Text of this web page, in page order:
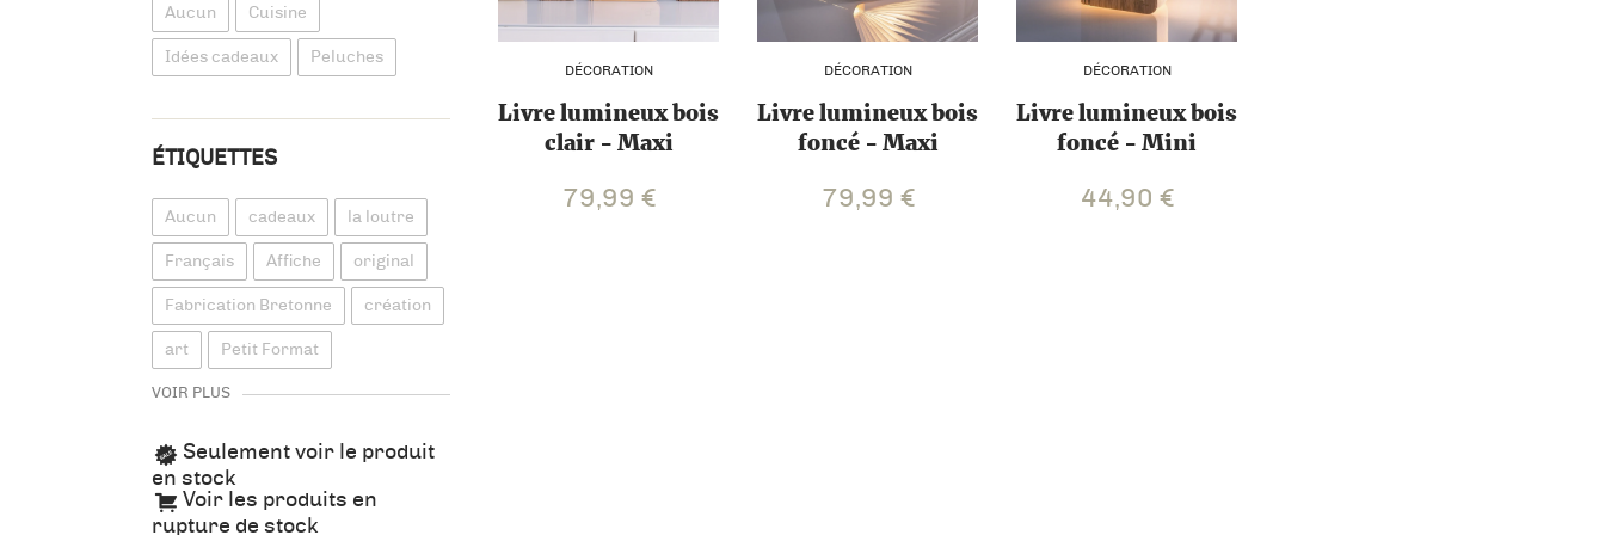
Seulement voir le produit
en stock
Voir les produits en
rupture de stock
Aucun Cuisine
Idées cadeaux Peluches
ÉTIQUETTES
Aucun cadeaux la loutre
Français Affiche original
Fabrication Bretonne création
art Petit Format
VOIR PLUS
DÉCORATION
Livre lumineux bois
clair - Maxi
79,99 €
DÉCORATION
Livre lumineux bois
foncé - Maxi
79,99 €
DÉCORATION
Livre lumineux bois
foncé - Mini
44,90 €